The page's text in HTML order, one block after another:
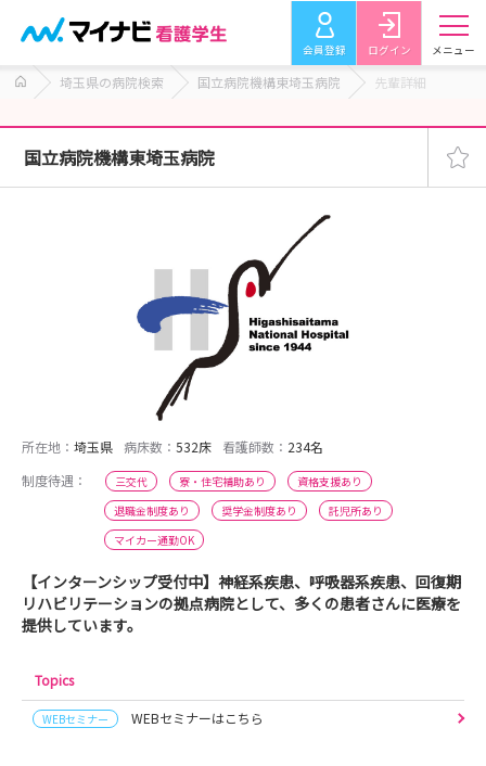
会員登録 ログイン メニュー
埼玉県の病院検索 国立病院機構東埼玉病院 先輩詳細
国立病院機構東埼玉病院
所在地： 埼玉県 病床数： 532床 看護師数： 234名
制度待遇：
三交代 寮・住宅補助あり
資格支援あり
退職金制度あり
奨学金制度あり
託児所あり
マイカー通勤OK
【インターンシップ受付中】神経系疾患、呼吸器系疾患、回復期
リハビリテーションの拠点病院として、多くの患者さんに医療を
提供しています。
Topics
WEBセミナー WEBセミナーはこちら